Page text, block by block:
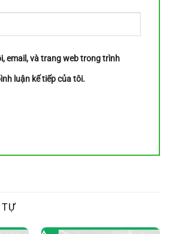
email, và trang web trong trình
luận kế tiếp của tôi.
TỰ